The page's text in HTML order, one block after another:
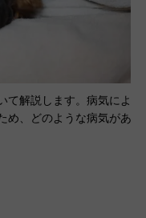
て解説します。病気によ
め、どのような病気があ